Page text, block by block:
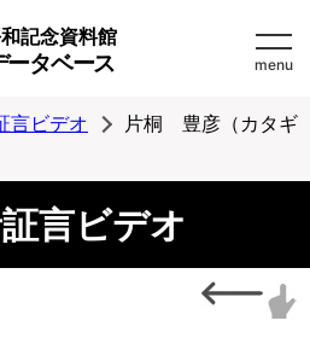
記念資料館
ータベース menu
言ビデオ
片桐 豊彦（カタギ
言ビデオ